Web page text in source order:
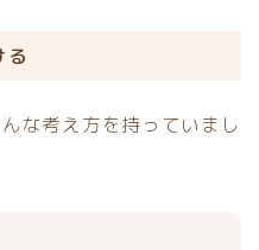
る
な考え方を持っていまし